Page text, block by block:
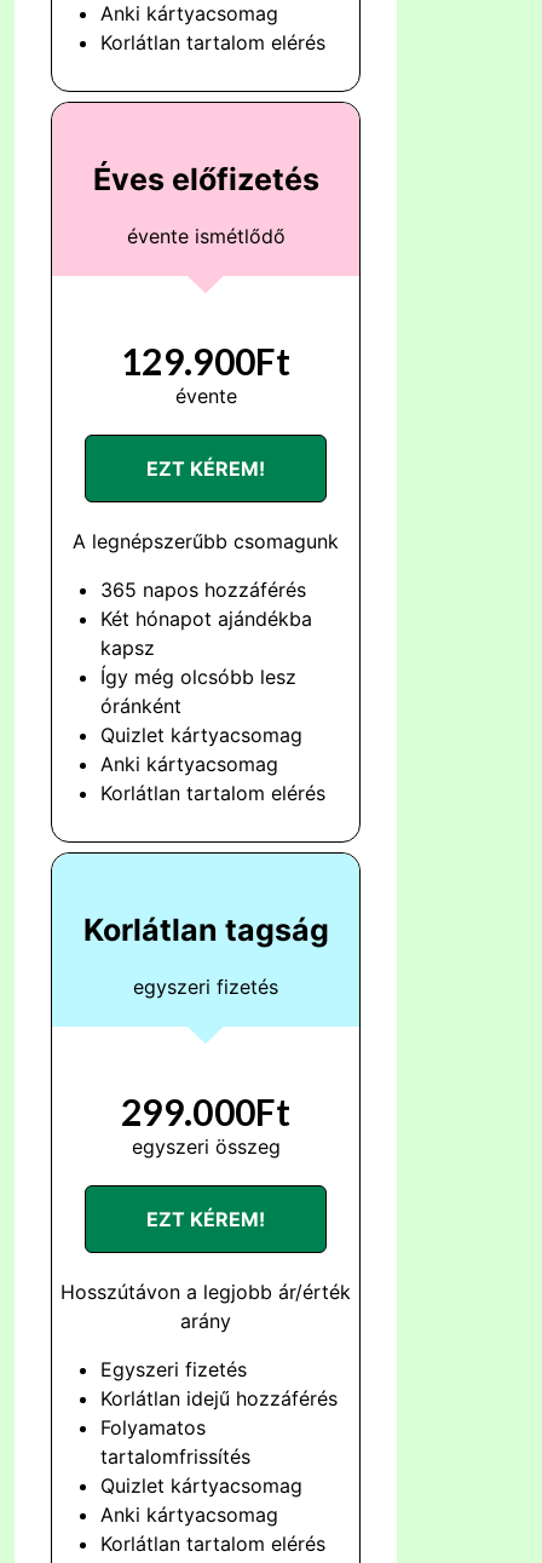
Anki kártyacsomag
Korlátlan tartalom elérés
Éves előfizetés
évente ismétlődő
129.900Ft
évente
EZT KÉREM!
A legnépszerűbb csomagunk
365 napos hozzáférés
Két hónapot ajándékba
kapsz
Így még olcsóbb lesz
óránként
Quizlet kártyacsomag
Anki kártyacsomag
Korlátlan tartalom elérés
Korlátlan tagság
egyszeri fizetés
299.000Ft
egyszeri összeg
EZT KÉREM!
Hosszútávon a legjobb ár/érték
arány
Egyszeri fizetés
Korlátlan idejű hozzáférés
Folyamatos
tartalomfrissítés
Quizlet kártyacsomag
Anki kártyacsomag
Korlátlan tartalom elérés